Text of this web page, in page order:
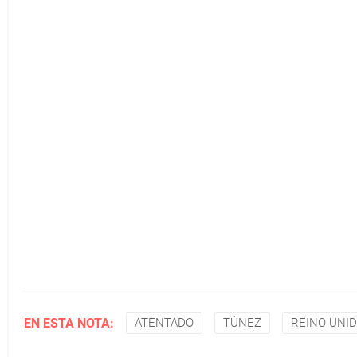
EN ESTA NOTA: ATENTADO TÚNEZ REINO